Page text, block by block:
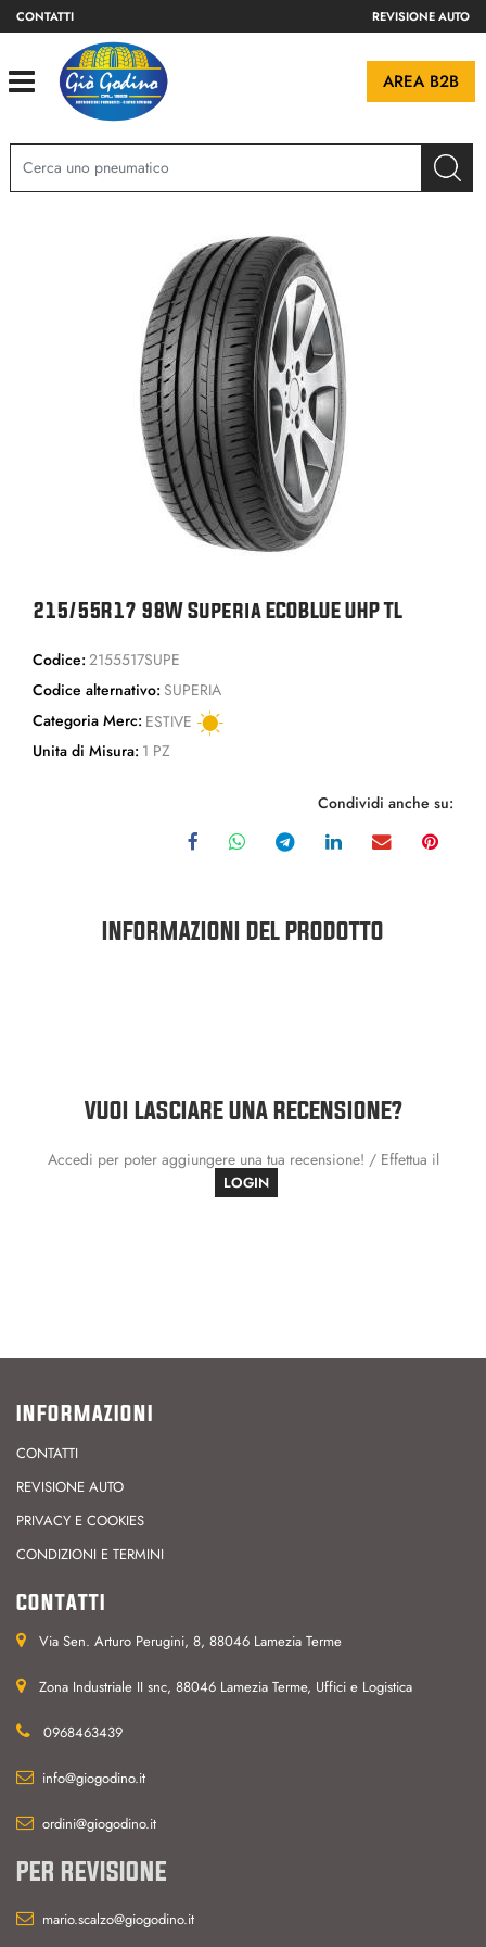
CONTATTI REVISIONE AUTO
Open AREA B2B
215/55R17 98W Superia ECOBLUE UHP TL
Codice: 2155517SUPE
Codice alternativo: SUPERIA
Categoria Merc: ESTIVE
Unita di Misura: 1 PZ
Condividi anche su:
INFORMAZIONI DEL PRODOTTO
VUOI LASCIARE UNA RECENSIONE?
Accedi per poter aggiungere una tua recensione! / Effettua il
LOGIN
INFORMAZIONI
CONTATTI
REVISIONE AUTO
PRIVACY E COOKIES
CONDIZIONI E TERMINI
CONTATTI
Via Sen. Arturo Perugini, 8, 88046 Lamezia Terme
Zona Industriale II snc, 88046 Lamezia Terme, Uffici e Logistica
0968463439
info@giogodino.it
ordini@giogodino.it
PER REVISIONE
mario.scalzo@giogodino.it